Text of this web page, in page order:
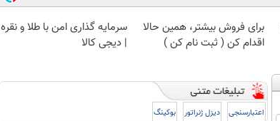
برای فروش بیشتر، همین حالا
اقدام کن ( ثبت نام کن )
سرمایه گذاری امن با طلا و نقره
| دیجی کالا
اعتبارسنجی دیزل ژنراتور بوکینگ